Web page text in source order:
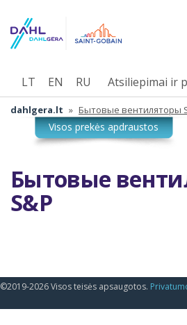
Atsiliepimai ir
LT EN RU
dahlgera.lt » Бытовые вентиляторы
Бытовые
S&P
©2019-2026 Visos teisės apsaugotos.